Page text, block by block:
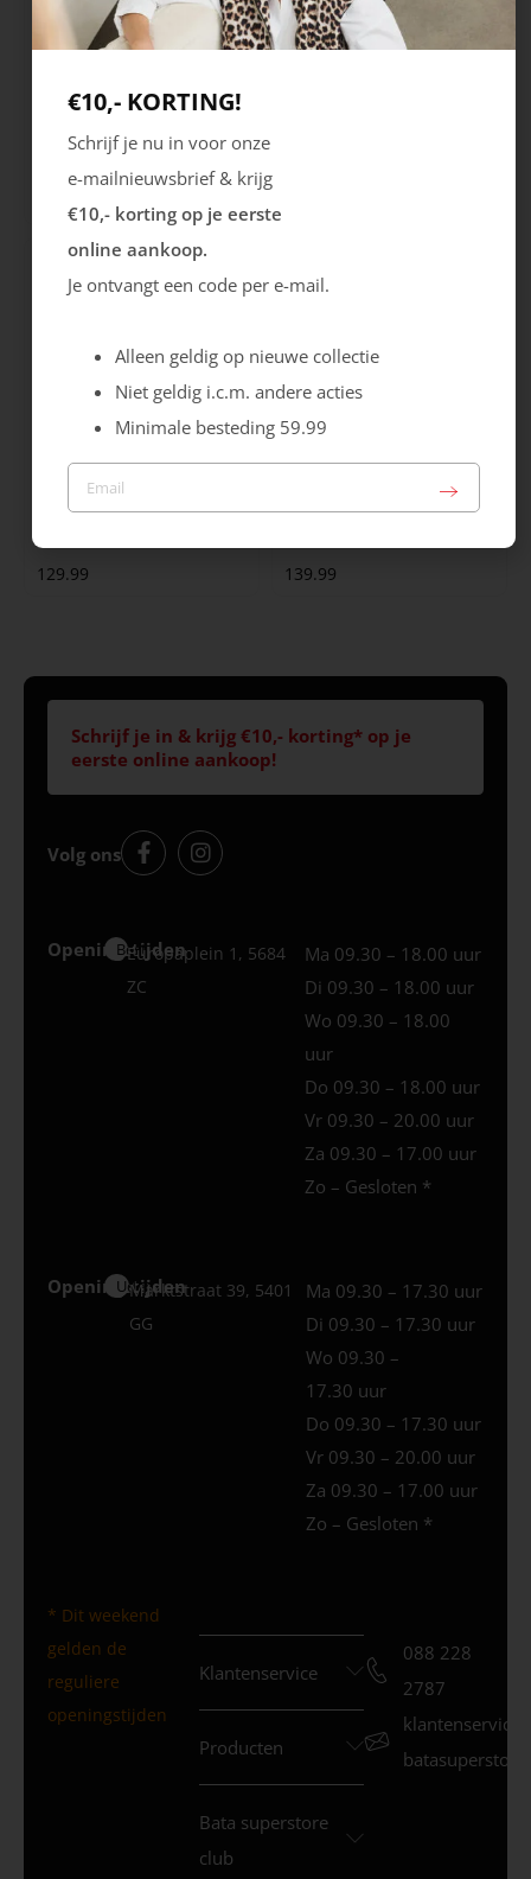
City Stride
119.99
Australian
129.99 139.99
Schrijf je in & krijg €10,- korting* op je
eerste online aankoop!
Volg ons
Openingstijden
Best
Europaplein 1, 5684
ZC
Ma 09.30 – 18.00 uur
Di 09.30 – 18.00 uur
Wo 09.30 – 18.00
uur
Do 09.30 – 18.00 uur
Vr 09.30 – 20.00 uur
Za 09.30 – 17.00 uur
Zo – Gesloten *
Openingstijden
Uden
Marktstraat 39, 5401
GG
Ma 09.30 – 17.30 uur
Di 09.30 – 17.30 uur
Wo 09.30 –
17.30 uur
Do 09.30 – 17.30 uur
Vr 09.30 – 20.00 uur
Za 09.30 – 17.00 uur
Zo – Gesloten *
* Dit weekend
gelden de
reguliere
openingstijden
Klantenservice
Producten
Bata superstore
club
088 228
2787
€10,- KORTING!
Schrijf je nu in voor onze
e-mailnieuwsbrief & krijg
€10,- korting op je eerste
online aankoop.
Je ontvangt een code per e-mail.
Alleen geldig op nieuwe collectie
Niet geldig i.c.m. andere acties
Minimale besteding 59.99